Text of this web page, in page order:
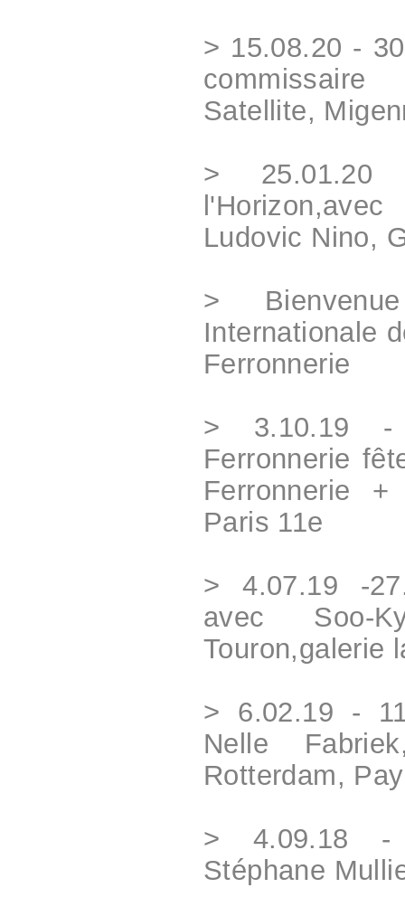
> 15.08.20 -
Satellite,
> 25.01.20
Ludovic Nino,
>
Internationale
Ferronnerie
> 3.10.19 -
Ferronnerie
Ferronnerie
Paris 11e
> 4.07.19 -
avec Soo-
Touron,galerie
> 6.02.19 -
Nelle
Rotterdam,
> 4.09.18 -
Stéphane